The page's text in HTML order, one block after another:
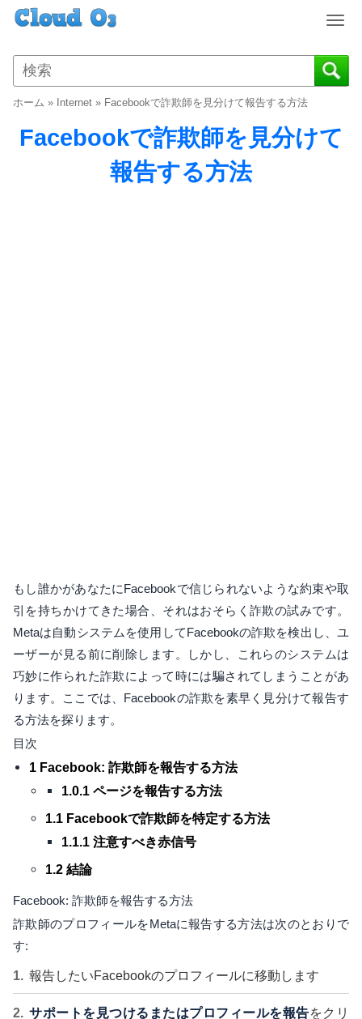
T
g
g
n
a
ホーム » Internet » Facebookで詐欺師を見分けて報告する方法
Facebookで詐欺師を見分けて
報告する方法
もし誰かがあなたにFacebookで信じられないような約束や取
引を持ちかけてきた場合、それはおそらく詐欺の試みです。
Metaは自動システムを使用してFacebookの詐欺を検出し、ユ
ーザーが見る前に削除します。しかし、これらのシステムは
巧妙に作られた詐欺によって時には騙されてしまうことがあ
ります。ここでは、Facebookの詐欺を素早く見分けて報告す
る方法を探ります。
目次
1 Facebook: 詐欺師を報告する方法
1.0.1 ページを報告する方法
1.1 Facebookで詐欺師を特定する方法
1.1.1 注意すべき赤信号
1.2 結論
Facebook: 詐欺師を報告する方法
詐欺師のプロフィールをMetaに報告する方法は次のとおりで
す:
報告したいFacebookのプロフィールに移動します
サポートを見つけるまたはプロフィールを報告をクリ